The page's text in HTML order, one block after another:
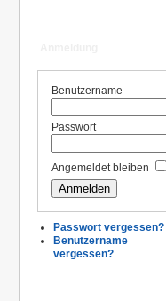
Benutzername
Passwort
Angemeldet bleiben
Passwort vergessen?
Benutzername
vergessen?